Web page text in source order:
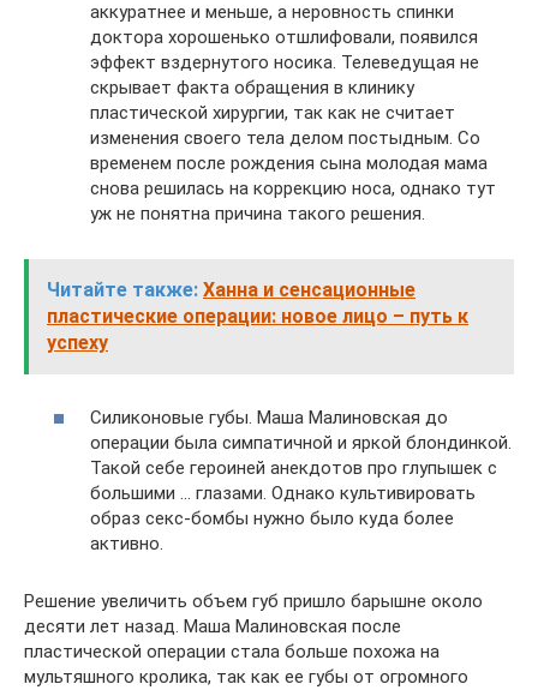
аккуратнее и меньше, а неровность спинки
доктора хорошенько отшлифовали, появился
эффект вздернутого носика. Телеведущая не
скрывает факта обращения в клинику
пластической хирургии, так как не считает
изменения своего тела делом постыдным. Со
временем после рождения сына молодая мама
снова решилась на коррекцию носа, однако тут
уж не понятна причина такого решения.
Читайте также: Ханна и сенсационные
пластические операции: новое лицо – путь к
успеху
Силиконовые губы. Маша Малиновская до
операции была симпатичной и яркой блондинкой.
Такой себе героиней анекдотов про глупышек с
большими … глазами. Однако культивировать
образ секс-бомбы нужно было куда более
активно.
Решение увеличить объем губ пришло барышне около
десяти лет назад. Маша Малиновская после
пластической операции стала больше похожа на
мультяшного кролика, так как ее губы от огромного